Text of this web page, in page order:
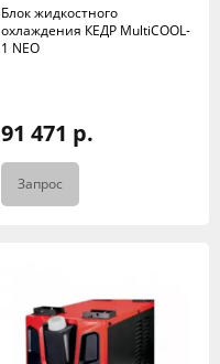
Блок жидкостного
охлаждения КЕДР MultiCOOL-
1 NEO
91 471 р.
Запрос